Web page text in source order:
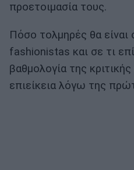
προετοιμασία τους.
Πόσο τολμηρές θα είναι
fashionistas και σε τι
βαθμολογία της
επιείκεια λόγω της